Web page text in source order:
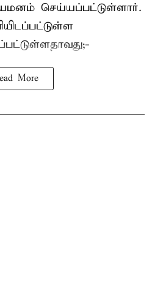
செய்யப்பட்டுள்ளார்.
More